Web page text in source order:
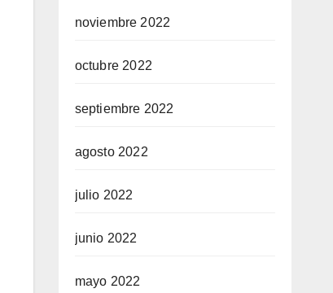
noviembre 2022
octubre 2022
septiembre 2022
agosto 2022
julio 2022
junio 2022
mayo 2022